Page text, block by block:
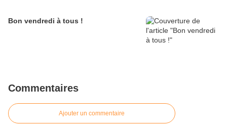
Bon vendredi à tous !
Commentaires
Ajouter un commentaire